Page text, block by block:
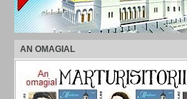
AN OMAGIAL